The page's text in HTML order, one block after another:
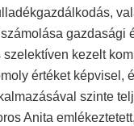
gazdasági
szelektíven kezelt
értéket képvisel,
szinte
Anita